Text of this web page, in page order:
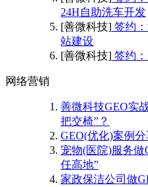
24H自助洗车开发
[善微科技] 签约
站建设
[善微科技] 签约
网络营销
善微科技GEO实
把交椅”？
GEO(优化)案例
宠物(医院)服务
任高地”
家政保洁公司做